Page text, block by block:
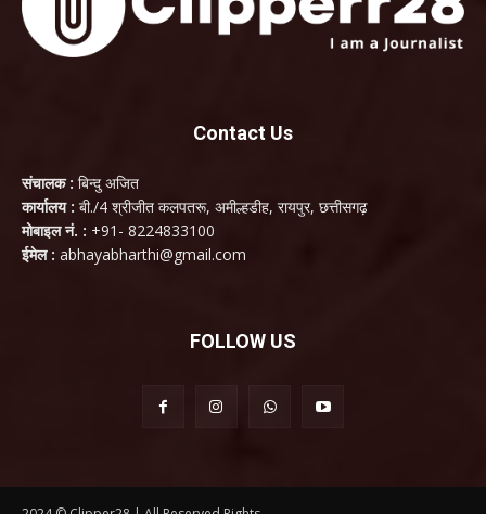
Contact Us
संचालक : बिन्दु अजित
कार्यालय : बी./4 श्रीजीत कलपतरू, अमील्हडीह, रायपुर, छत्तीसगढ़
मोबाइल नं. : +91- 8224833100
ईमेल : abhayabharthi@gmail.com
FOLLOW US